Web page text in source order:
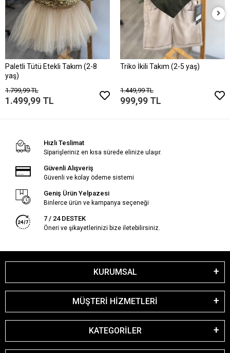
Paletli Tütü Etekli Takım (2-8
yaş)
1.799,99 TL
1.499,99 TL
Triko İkili Takım (2-5 yaş)
1.449,99 TL
999,99 TL
Hızlı Teslimat
Siparişleriniz en kısa sürede elinize ulaşır.
Güvenli Alışveriş
Güvenli ve kolay ödeme sistemi
Geniş Ürün Yelpazesi
Binlerce ürün ve kampanya seçeneği
7 / 24 DESTEK
Öneri ve şikayetlerinizi bize iletebilirsiniz.
KURUMSAL
MÜŞTERİ HİZMETLERİ
KATEGORİLER